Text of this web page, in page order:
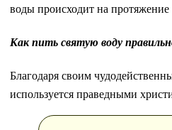
воды происходит на протяжение
Как пить святую воду
Благодаря своим
используется праведными